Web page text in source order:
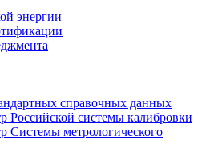
энергии
справочных данных
Российской системы калибровки
Системы метрологического